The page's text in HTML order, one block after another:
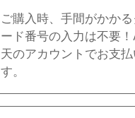
ご購入時、手間がかか
ード番号の入力は不要
天のアカウントでお支払
す。